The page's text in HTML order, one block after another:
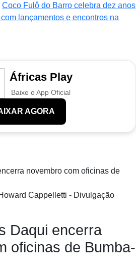
Coco Fulô do Barro celebra dez anos
lançamentos e encontros na
Áfricas Play
Baixe o App Oficial
AGORA
Cappelletti - Divulgação
Daqui encerra
oficinas de Bumba-